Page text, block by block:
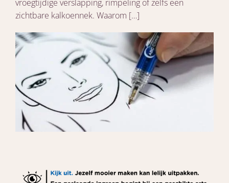
vroegtijdige verslapping, rimpeling of zelfs een
zichtbare kalkoennek. Waarom […]